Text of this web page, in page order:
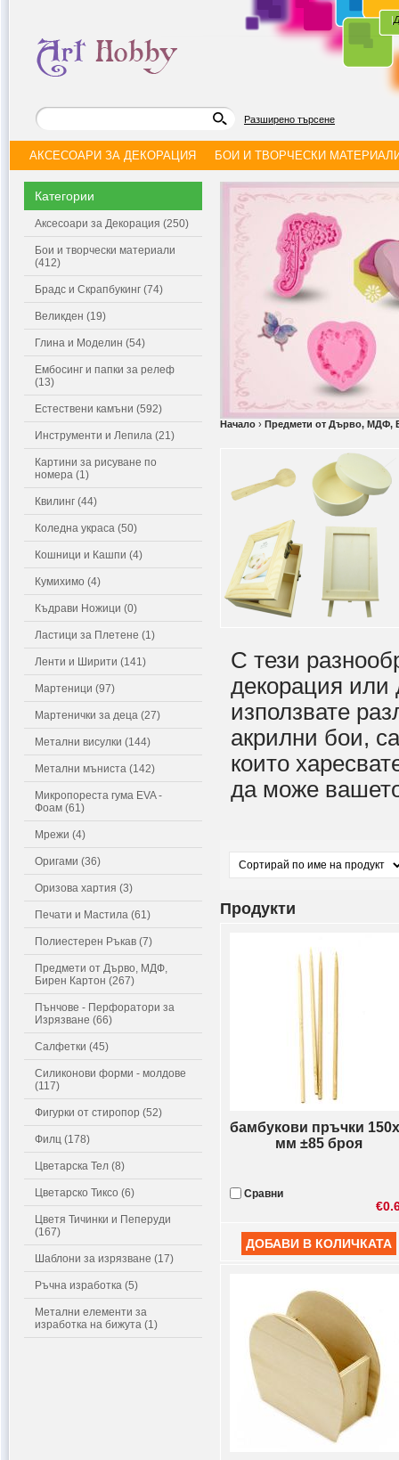
|
Разширено търсене
АКСЕСОАРИ ЗА ДЕКОРАЦИЯ БОИ И ТВОРЧЕСКИ
Категории
Аксесоари за Декорация (250)
Бои и творчески материали
(412)
Брадс и Скрапбукинг (74)
Великден (19)
Глина и Моделин (54)
Ембосинг и папки за релеф
(13)
Естествени камъни (592)
Инструменти и Лепила (21)
Картини за рисуване по
номера (1)
Квилинг (44)
Коледна украса (50)
Кошници и Кашпи (4)
Кумихимо (4)
Къдрави Ножици (0)
Ластици за Плетене (1)
Ленти и Ширити (141)
Мартеници (97)
Мартенички за деца (27)
Метални висулки (144)
Метални мъниста (142)
Микропореста гума EVA -
Фоам (61)
Мрежи (4)
Оригами (36)
Оризова хартия (3)
Печати и Мастила (61)
Полиестерен Ръкав (7)
Предмети от Дърво, МДФ,
Бирен Картон (267)
Пънчове - Перфоратори за
Изрязване (66)
Салфетки (45)
Силиконови форми - молдове
(117)
Фигурки от стиропор (52)
Филц (178)
Цветарска Тел (8)
Цветарско Тиксо (6)
Цветя Тичинки и Пеперуди
(167)
Шаблони за изрязване (17)
Ръчна изработка (5)
Метални елементи за
изработка на бижута (1)
Начало › Предмети от Дърво, МДФ,
С тези
декорация или
използвате
акрилни бои,
които
да може
Продукти
бамбукови пръчки
мм ±85 броя
Сравни